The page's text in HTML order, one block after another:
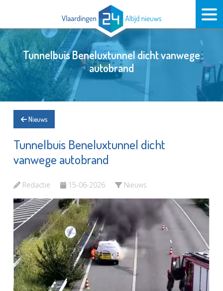
Tunnelbuis Beneluxtunnel dicht vanwege
autobrand
Nieuws
Tunnelbuis Beneluxtunnel dicht
vanwege autobrand
Redactie 15-06-2026 Nieuws